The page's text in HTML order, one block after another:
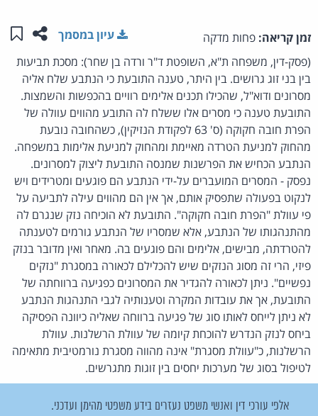
זמן קריאה: פחות מדקה שתפו
עיון במסמך
(פסק-דין, משפחה ת"א, השופטת ד"ר ורדה בן שחר): מסכת תביעות
בין בני זוג גרושים. בין היתר, טענה התובעת כי הנתבע שלח אליה
מסרונים ודוא"ל, שהכילו תכנים אלימים רוויים בהכפשות והשמצות.
התובעת טענה כי מסרים אלו ששלח לה התובע מהווים עוולה של
הפרת חובה חקוקה (ס' 63 לפקודת הנזיקין), כשהחובה נובעת
מהחוק למניעת הטרדה מאיימת ומהחוק למניעת אלימות במשפחה.
הנתבע הכחיש את הפרשנות שמנסה התובעת ליצוק למסרונים.
נפסק - המסרים המועברים על-ידי הנתבע הם פוגעים ומטרידים ויש
לנקוט בפעולה שתפסיק אותם, אך אין הם מהווים עילה לתביעה על
פי עוולת "הפרת חובה חקוקה". התובעת לא הוכיחה נזק שנגרם לה
מהתנהגותו של הנתבע, אלא שמסריו של הנתבע גורמים לטענתה
להטרדתה, מבישים, אלימים והם פוגעים בה. מאחר ואין מדובר בנזק
פיזי, הרי זה מסוג הנזקים שיש להכלילם לכאורה במסגרת "נזקים
נפשיים". ניתן לכאורה להגדיר את המסרונים כפגיעה ברווחתה של
התובעת, אך את עובדות המקרה וטענותיה לגבי התנהגות הנתבע
לא ניתן לייחס לאותו סוג של פגיעה ברווחה שאליה כיוונה הפסיקה
ביחס לנזק הנדרש להוכחת קיומה של עוולת הרשלנות. עוולת
הרשלנות, כ"עוולת מסגרת" אינה מהווה מסגרת נורמטיבית מתאימה
לטיפול בסוג של מערכות יחסים בין זוגות מתגרשים.
אלפי עורכי דין ואנשי משפט נעזרים בידע משפטי מהימן ועדכני.